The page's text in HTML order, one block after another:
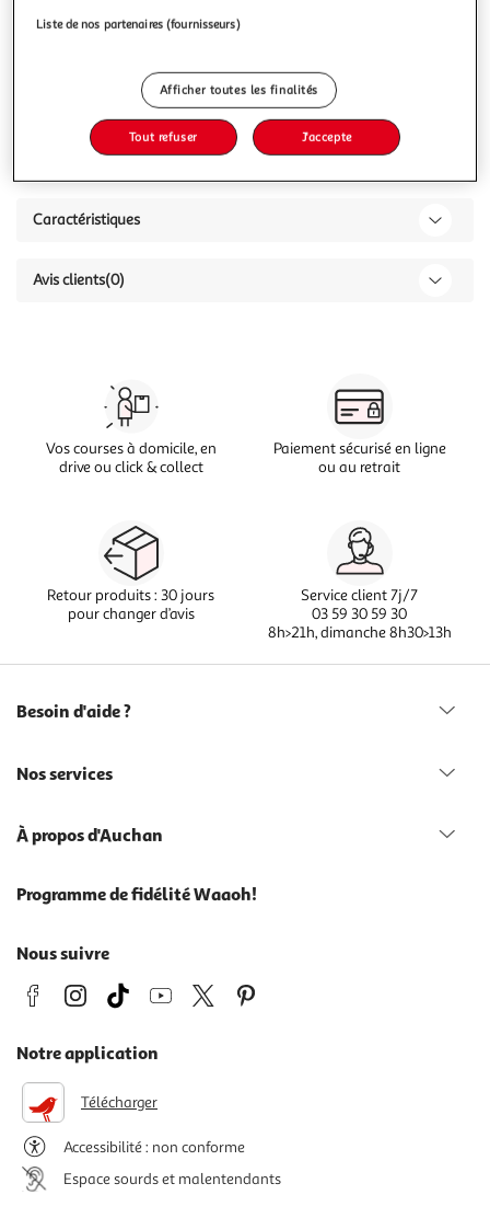
particules aggloméréesMatière du
Description
Caractéristiques
Avis clients(0)
Vos courses à domicile, en
drive ou click & collect
Paiement sécurisé en ligne
ou au retrait
Retour produits : 30 jours
pour changer d’avis
Service client 7j/7
03 59 30 59 30
8h>21h, dimanche 8h30>13h
Besoin d'aide ?
Nos services
À propos d'Auchan
Programme de fidélité Waaoh!
Nous suivre
Notre application
Télécharger
Accessibilité : non conforme
Espace sourds et malentendants
Liste de nos partenaires (fournisseurs)
Afficher toutes les finalités
Tout refuser J'accepte